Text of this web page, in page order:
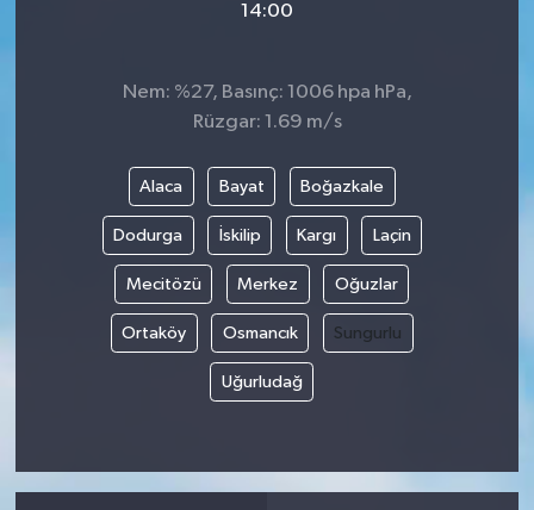
14:00
Nem: %27, Basınç: 1006 hpa hPa,
Rüzgar: 1.69 m/s
Alaca Bayat Boğazkale
Dodurga İskilip Kargı Laçin
Mecitözü Merkez Oğuzlar
Ortaköy Osmancık Sungurlu
Uğurludağ